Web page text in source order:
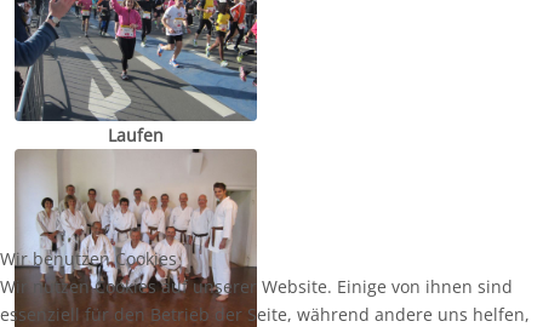
Laufen
Wir benutzen Cookies
Wir nutzen Cookies auf unserer Website. Einige von ihnen sind
essenziell für den Betrieb der Seite, während andere uns helfen,